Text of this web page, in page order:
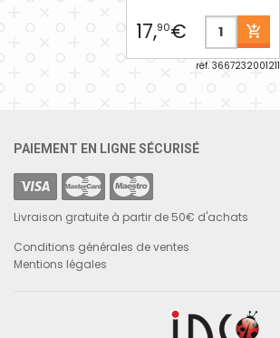
17,90€
réf. 3667232001211
PAIEMENT EN LIGNE SÉCURISÉ
Livraison gratuite à partir de 50€ d'achats
Conditions générales de ventes
Mentions légales